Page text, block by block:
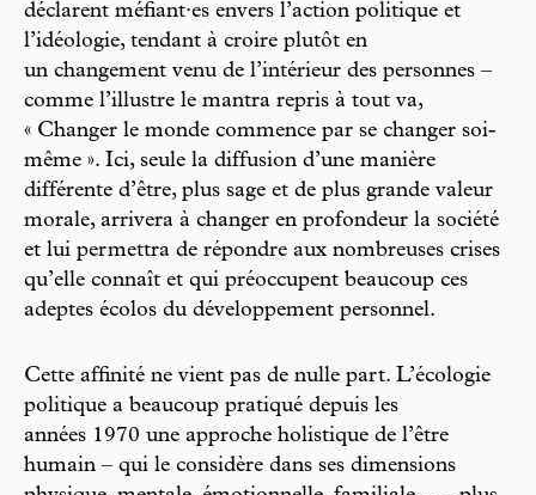
déclarent méfiant·es envers l’action politique et
l’idéologie, tendant à croire plutôt en
un changement venu de l’intérieur des personnes –
comme l’illustre le mantra repris à tout va,
« Changer le monde commence par se changer soi-
même ». Ici, seule la diffusion d’une manière
différente d’être, plus sage et de plus grande valeur
morale, arrivera à changer en profondeur la société
et lui permettra de répondre aux nombreuses crises
qu’elle connaît et qui préoccupent beaucoup ces
adeptes écolos du développement personnel.
Cette affinité ne vient pas de nulle part. L’écologie
politique a beaucoup pratiqué depuis les
années 1970 une approche holistique de l’être
humain – qui le considère dans ses dimensions